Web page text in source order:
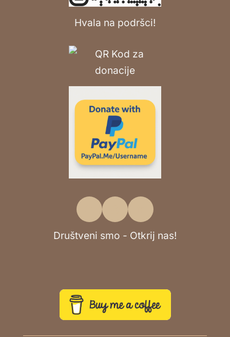
Hvala na podršci!
Društveni smo - Otkrij nas!